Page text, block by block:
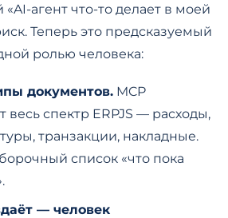
агент что-то делает в моей
Теперь это предсказуемый
ролью человека:
документов. MCP
весь спектр ERPJS — расходы,
транзакции, накладные.
список «что пока
— человек